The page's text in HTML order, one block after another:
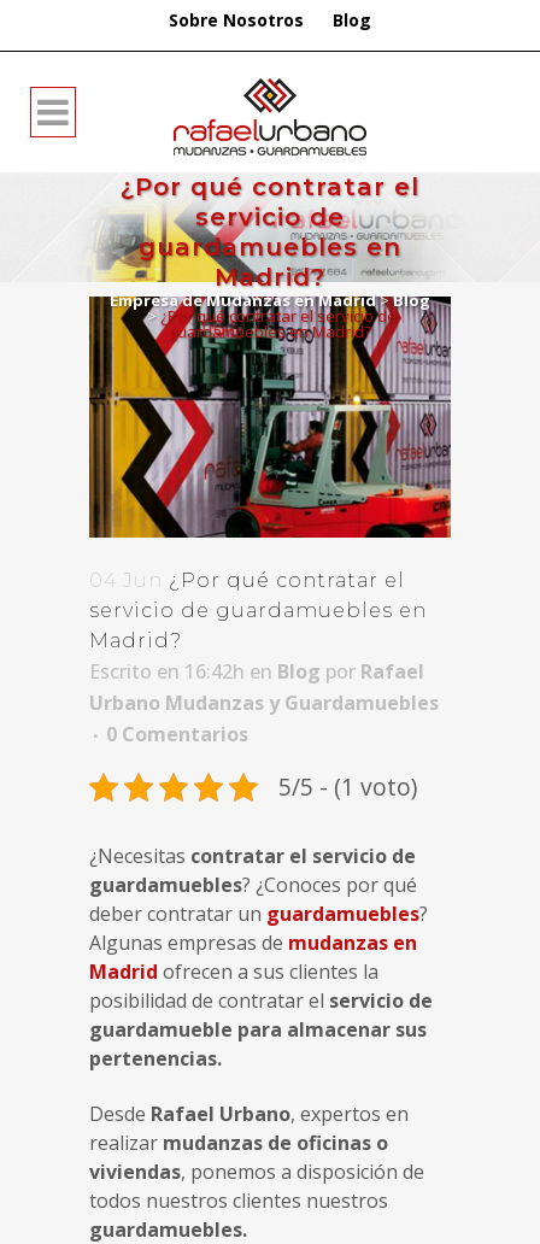
Sobre Nosotros Blog
¿Por qué contratar el
servicio de
guardamuebles en
Madrid?
Empresa de Mudanzas en Madrid>Blog
> ¿Por qué contratar el servicio de
guardamuebles en Madrid?
04 Jun ¿Por qué contratar el
servicio de guardamuebles en
Madrid?
Escrito en 16:42h en Blog por Rafael
Urbano Mudanzas y Guardamuebles
0 Comentarios
5/5 - (1 voto)
¿Necesitas contratar el servicio de
guardamuebles? ¿Conoces por qué
deber contratar un guardamuebles?
Algunas empresas de mudanzas en
Madrid ofrecen a sus clientes la
posibilidad de contratar el servicio de
guardamueble para almacenar sus
pertenencias.
Desde Rafael Urbano, expertos en
realizar mudanzas de oficinas o
viviendas, ponemos a disposición de
todos nuestros clientes nuestros
guardamuebles.